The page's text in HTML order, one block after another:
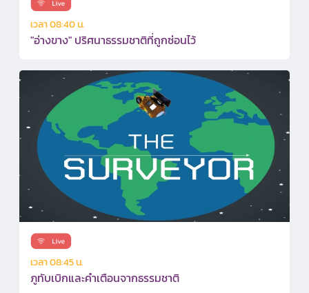
เวลา 08:40 น.
"อ่างขาง" ปริศนาธรรมชาติที่ถูกซ่อนไว้
เวลา 08:45 น.
ภูทับเบิกและคำเตือนจากธรรมชาติ